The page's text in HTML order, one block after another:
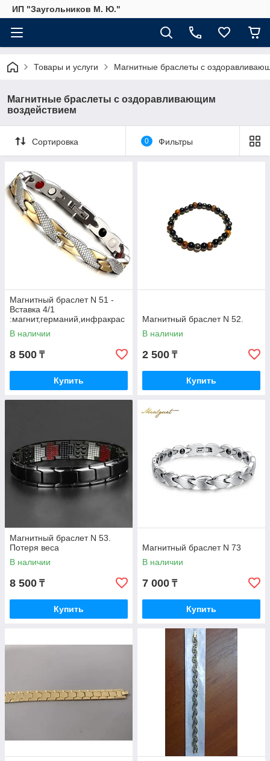
ИП "Заугольников М. Ю."
Товары и услуги Магнитные браслеты с
Магнитные браслеты с оздоравливающим
воздействием
Сортировка 0 Фильтры
Магнитный браслет N 51 -
Вставка 4/1
:магнит,германий,инфракрас
ные лучи,отрицательные
ионы.
В наличии
8 500 ₸
Купить
Магнитный браслет N 52.
В наличии
2 500 ₸
Купить
Магнитный браслет N 53.
Потеря веса
В наличии
8 500 ₸
Купить
Магнитный браслет N 73
В наличии
7 000 ₸
Купить